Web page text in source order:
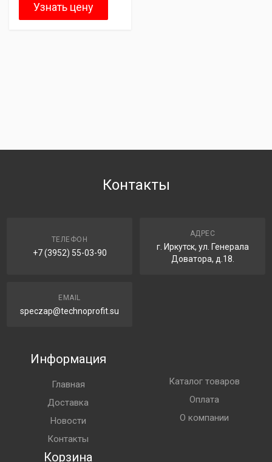
Узнать цену
Контакты
ТЕЛЕФОН
+7 (3952) 55-03-90
АДРЕС
г. Иркутск, ул. Генерала
Доватора, д.18.
EMAIL
speczap@technoprofit.su
Информация
Главная
Доставка
Новости
Контакты
Каталог товаров
Оплата
О компании
Корзина